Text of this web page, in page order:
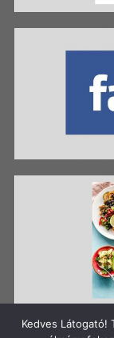
Kedves Látogató!